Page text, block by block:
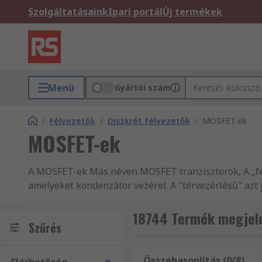
SzolgáltatásainkIpari portálÚj termékek
Menü Gyártói szám
/ Félvezetők / Diszkrét félvezetők / MOSFET-ek
MOSFET-ek
A MOSFET-ek Más néven MOSFET tranzisztorok, A
amelyeket kondenzátor vezérel. A "térvezérlésű"
Ezek a félvezető eszközök NYÁK-ra szerelt IC-k
Szűrés 18744 Termék